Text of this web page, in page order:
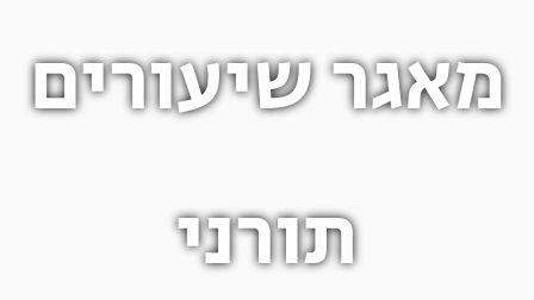
מאגר שיעורים
תורני